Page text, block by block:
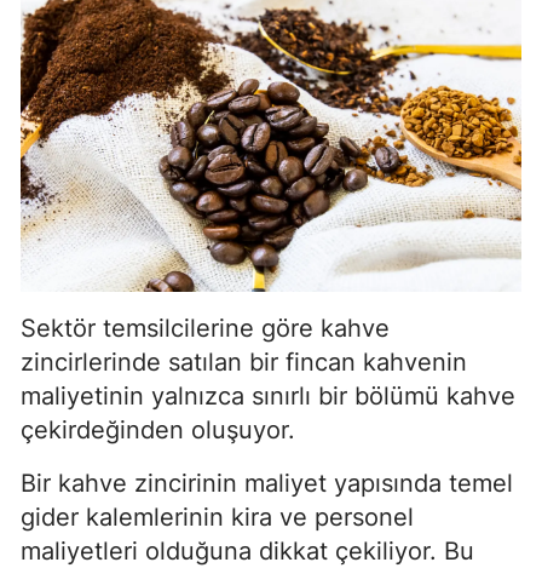
Sektör temsilcilerine göre kahve
zincirlerinde satılan bir fincan kahvenin
maliyetinin yalnızca sınırlı bir bölümü kahve
çekirdeğinden oluşuyor.
Bir kahve zincirinin maliyet yapısında temel
gider kalemlerinin kira ve personel
maliyetleri olduğuna dikkat çekiliyor. Bu